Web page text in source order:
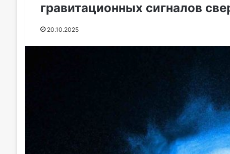
гравитационных сигналов
20.10.2025